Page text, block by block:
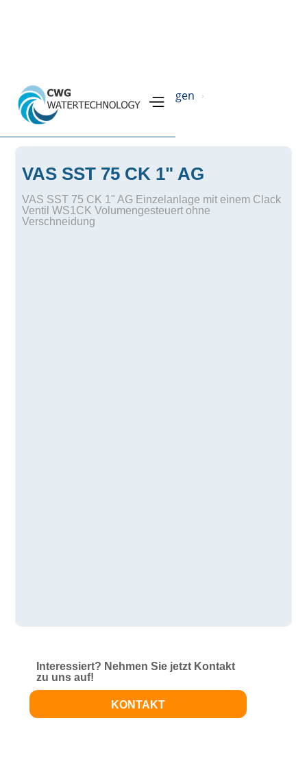
Home › Produkte Filteranlagen ›
SST Ionenaustauscheranlage
VAS SST 75 CK 1" AG
VAS SST 75 CK 1" AG Einzelanlage mit einem Clack
Ventil WS1CK Volumengesteuert ohne
Verschneidung
Interessiert? Nehmen Sie jetzt Kontakt
zu uns auf!
KONTAKT